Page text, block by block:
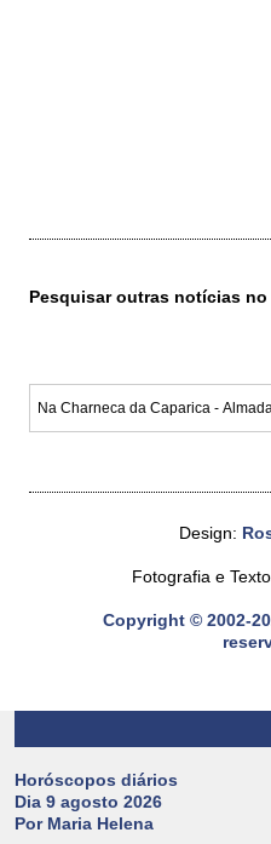
Horóscopos diários
Dia 9 agosto 2026
Por Maria Helena
Pesquisar outras notícias
Design:
Fotografia e
Copyright © 2002-